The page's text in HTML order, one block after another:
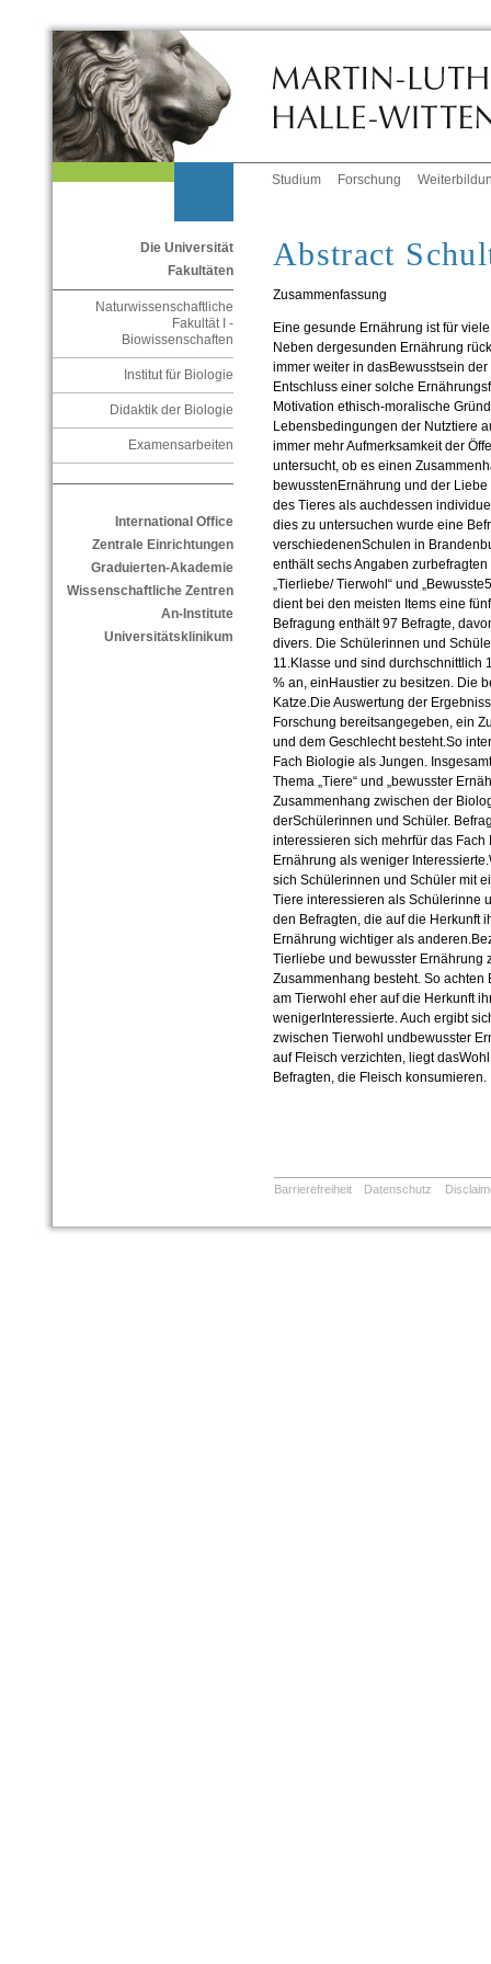
Studium Forschung
Die Universität
Fakultäten
Naturwissenschaftliche
Fakultät I -
Biowissenschaften
Institut für Biologie
Didaktik der Biologie
Examensarbeiten
International Office
Zentrale Einrichtungen
Graduierten-Akademie
Wissenschaftliche Zentren
An-Institute
Universitätsklinikum
Abstract
Zusammenfassung
Eine gesunde Ernährung ist für
Neben dergesunden Ernährung
immer weiter in dasBewusstsein
Entschluss einer solche
Motivation ethisch-moralische
Lebensbedingungen der Nutztiere
immer mehr Aufmerksamkeit der
untersucht, ob es einen
bewusstenErnährung und der
des Tieres als auchdessen
dies zu untersuchen wurde eine
verschiedenenSchulen in
enthält sechs Angaben
„Tierliebe/ Tierwohl“ und
dient bei den meisten Items eine
Befragung enthält 97 Befragte,
divers. Die Schülerinnen und
11.Klasse und sind durchschnittlich
% an, einHaustier zu besitzen. Die
Katze.Die Auswertung der
Forschung bereitsangegeben, ein
und dem Geschlecht besteht.So
Fach Biologie als Jungen.
Thema „Tiere“ und „bewusster
Zusammenhang zwischen der
derSchülerinnen und Schüler.
interessieren sich mehrfür das
Ernährung als weniger
sich Schülerinnen und Schüler mit
Tiere interessieren als Schülerinne
den Befragten, die auf die Herkunft
Ernährung wichtiger als
Tierliebe und bewusster Ernährung
Zusammenhang besteht. So
am Tierwohl eher auf die Herkunft
wenigerInteressierte. Auch ergibt
zwischen Tierwohl undbewusster
auf Fleisch verzichten, liegt
Befragten, die Fleisch konsumieren.
Barrierefreiheit Datenschutz